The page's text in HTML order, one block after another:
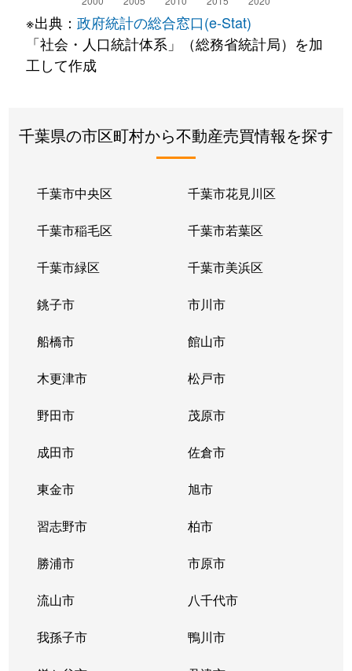
※出典： 政府統計の総合窓口(e-Stat)
「社会・人口統計体系」（総務省統計局）を加
工して作成
千葉県の市区町村から不動産売買情報を探す
千葉市中央区 千葉市花見川区
千葉市稲毛区 千葉市若葉区
千葉市緑区 千葉市美浜区
銚子市 市川市
船橋市 館山市
木更津市 松戸市
野田市 茂原市
成田市 佐倉市
東金市 旭市
習志野市 柏市
勝浦市 市原市
流山市 八千代市
我孫子市 鴨川市